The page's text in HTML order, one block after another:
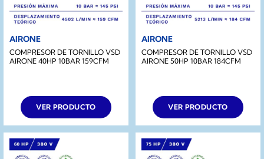
AIRONE
COMPRESOR DE TORNILLO VSD
AIRONE 40HP 10BAR 159CFM
VER PRODUCTO
AIRONE
COMPRESOR DE TORNILLO VSD
AIRONE 50HP 10BAR 184CFM
VER PRODUCTO